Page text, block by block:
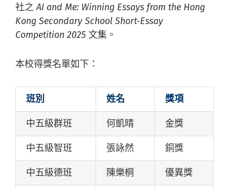
社之AI and Me: Winning Essays from the Hong
Kong Secondary School Short-Essay
Competition 2025 文集。
本校得獎名單如下：
班別 姓名 獎項
中五級群班 何凱晴 金獎
中五級智班 張詠然 銅獎
中五級德班 陳樂桐 優異獎